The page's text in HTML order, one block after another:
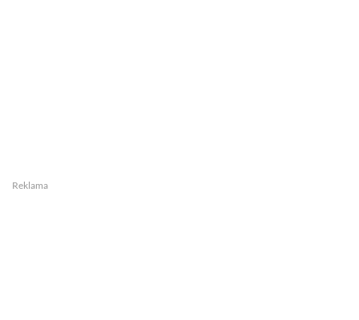
Reklama